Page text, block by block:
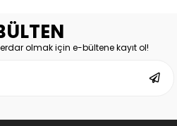
olmak için e-bültene kayıt ol!